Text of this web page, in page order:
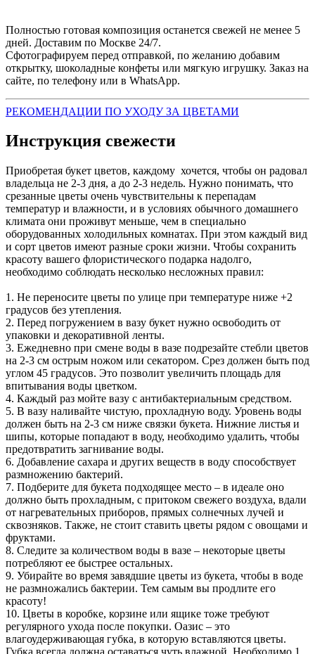
Полностью готовая композиция останется свежей не менее 5
дней. Доставим по Москве 24/7.
Сфотографируем перед отправкой, по желанию добавим
открытку, шоколадные конфеты или мягкую игрушку. Заказ на
сайте, по телефону или в WhatsApp.
РЕКОМЕНДАЦИИ ПО УХОДУ ЗА ЦВЕТАМИ
Инструкция свежести
Приобретая букет цветов, каждому хочется, чтобы он радовал
владельца не 2-3 дня, а до 2-3 недель. Нужно понимать, что
срезанные цветы очень чувствительны к перепадам
температур и влажности, и в условиях обычного домашнего
климата они проживут меньше, чем в специально
оборудованных холодильных комнатах. При этом каждый вид
и сорт цветов имеют разные сроки жизни. Чтобы сохранить
красоту вашего флористического подарка надолго,
необходимо соблюдать несколько несложных правил:
1. Не переносите цветы по улице при температуре ниже +2
градусов без утепления.
2. Перед погружением в вазу букет нужно освободить от
упаковки и декоративной ленты.
3. Ежедневно при смене воды в вазе подрезайте стебли цветов
на 2-3 см острым ножом или секатором. Срез должен быть под
углом 45 градусов. Это позволит увеличить площадь для
впитывания воды цветком.
4. Каждый раз мойте вазу с антибактериальным средством.
5. В вазу наливайте чистую, прохладную воду. Уровень воды
должен быть на 2-3 см ниже связки букета. Нижние листья и
шипы, которые попадают в воду, необходимо удалить, чтобы
предотвратить загнивание воды.
6. Добавление сахара и других веществ в воду способствует
размножению бактерий.
7. Подберите для букета подходящее место – в идеале оно
должно быть прохладным, с притоком свежего воздуха, вдали
от нагревательных приборов, прямых солнечных лучей и
сквозняков. Также, не стоит ставить цветы рядом с овощами и
фруктами.
8. Следите за количеством воды в вазе – некоторые цветы
потребляют ее быстрее остальных.
9. Убирайте во время завядшие цветы из букета, чтобы в воде
не размножались бактерии. Тем самым вы продлите его
красоту!
10. Цветы в коробке, корзине или ящике тоже требуют
регулярного ухода после покупки. Оазис – это
влагоудерживающая губка, в которую вставляются цветы.